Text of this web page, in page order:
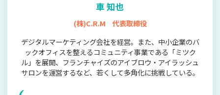
車 知也
(株)C.R.M 代表取締役
デジタルマーケティング会社を経営。また、中小企業のバ
ックオフィスを整えるコミュニティ事業である「ミツク
ル」を展開、フランチャイズのアイブロウ・アイラッシュ
サロンを運営するなど、若くして多角化に挑戦している。